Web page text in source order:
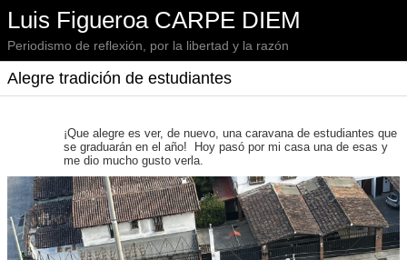
Luis Figueroa CARPE DIEM
Periodismo de reflexión, por la libertad y la razón
Alegre tradición de estudiantes
¡Que alegre es ver, de nuevo, una caravana de estudiantes que
se graduarán en el año! Hoy pasó por mi casa una de esas y
me dio mucho gusto verla.